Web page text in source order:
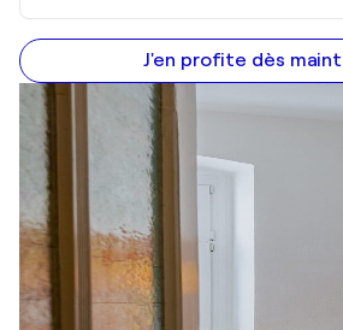
J'en profite dès